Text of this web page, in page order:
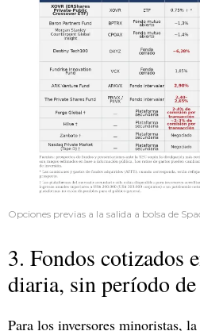
Opciones previas a la salida a bolsa de
3. Fondos cotizados
diaria, sin período
Para los inversores minoristas,